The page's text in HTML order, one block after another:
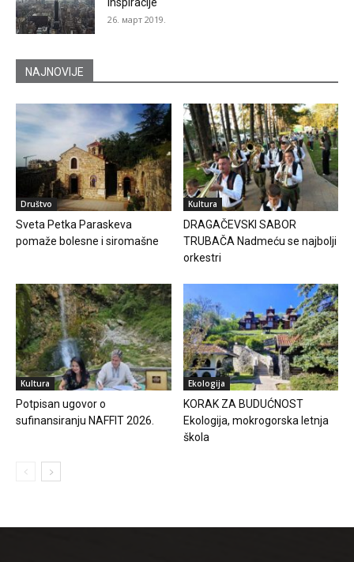
inspiracije
26. март 2019.
NAJNOVIJE
Društvo
Sveta Petka Paraskeva
pomaže bolesne i siromašne
Kultura
DRAGAČEVSKI SABOR
TRUBAČA Nadmeću se najbolji
orkestri
Kultura
Potpisan ugovor o
sufinansiranju NAFFIT 2026.
Ekologija
KORAK ZA BUDUĆNOST
Ekologija, mokrogorska letnja
škola